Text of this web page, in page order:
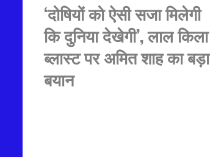
‘दोषियों को ऐसी सजा मिलेगी
कि दुनिया देखेगी’, लाल किला
ब्लास्ट पर अमित शाह का बड़ा
बयान